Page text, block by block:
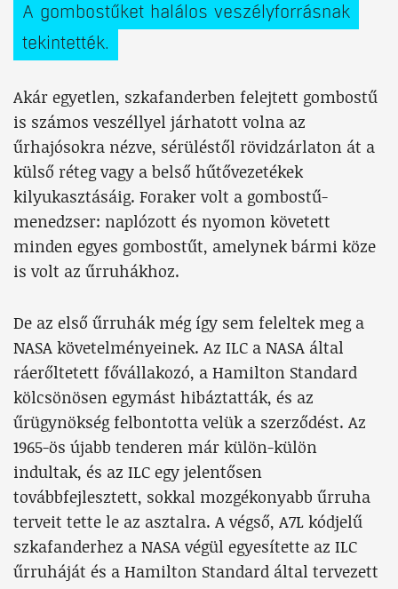
A gombostűket halálos veszélyforrásnak
tekintették.
Akár egyetlen, szkafanderben felejtett gombostű
is számos veszéllyel járhatott volna az
űrhajósokra nézve, sérüléstől rövidzárlaton át a
külső réteg vagy a belső hűtővezetékek
kilyukasztásáig. Foraker volt a gombostű-
menedzser: naplózott és nyomon követett
minden egyes gombostűt, amelynek bármi köze
is volt az űrruhákhoz.
De az első űrruhák még így sem feleltek meg a
NASA követelményeinek. Az ILC a NASA által
ráerőltetett fővállakozó, a Hamilton Standard
kölcsönösen egymást hibáztatták, és az
űrügynökség felbontotta velük a szerződést. Az
1965-ös újabb tenderen már külön-külön
indultak, és az ILC egy jelentősen
továbbfejlesztett, sokkal mozgékonyabb űrruha
terveit tette le az asztalra. A végső, A7L kódjelű
szkafanderhez a NASA végül egyesítette az ILC
űrruháját és a Hamilton Standard által tervezett